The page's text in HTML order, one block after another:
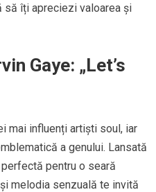
să îți apreciezi valoarea și
Gaye: „Let’s
mai influenți artiști soul, iar
a genului. Lansată
pentru o seară
melodia senzuală te invită